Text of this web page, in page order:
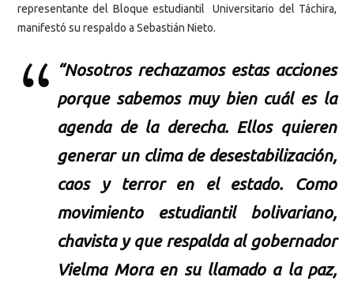
representante del Bloque estudiantil Universitario del Táchira,
manifestó su respaldo a Sebastián Nieto.
“Nosotros rechazamos estas acciones
porque sabemos muy bien cuál es la
agenda de la derecha. Ellos quieren
generar un clima de desestabilización,
caos y terror en el estado. Como
movimiento estudiantil bolivariano,
chavista y que respalda al gobernador
Vielma Mora en su llamado a la paz,